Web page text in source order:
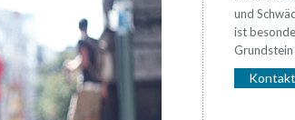
und
ist
Kontakt